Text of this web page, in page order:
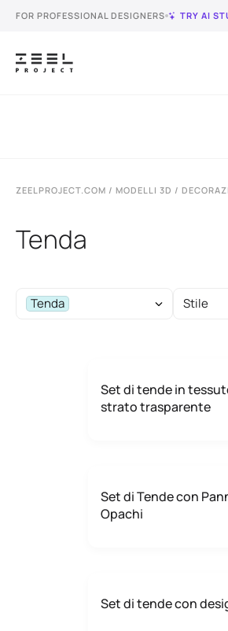
FOR PROFESSIONAL DESIGNERS TRY AI
ZEELPROJECT.COM / MODELLI 3D /
Tenda
Tenda Stile
Set di tende in
strato trasparente
Set di Tende con
Opachi
Set di tende con